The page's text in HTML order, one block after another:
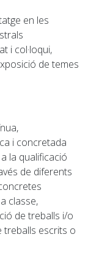
en les
i col·loqui,
de temes
i concretada
la qualificació
de diferents
classe,
de treballs i/o
treballs escrits o